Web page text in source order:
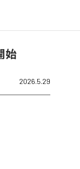
始
2026.5.29